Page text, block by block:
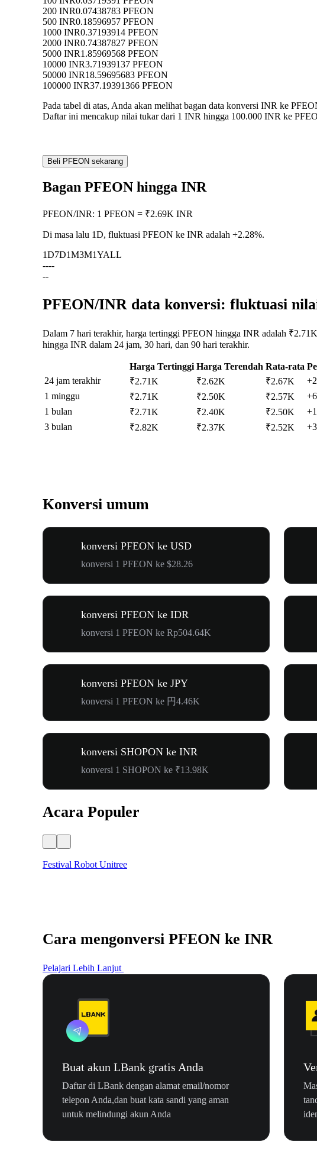
200 INR0.07438783 PFEON
500 INR0.18596957 PFEON
1000 INR0.37193914 PFEON
2000 INR0.74387827 PFEON
5000 INR1.85969568 PFEON
10000 INR3.71939137 PFEON
50000 INR18.59695683 PFEON
100000 INR37.19391366 PFEON
Pada tabel di atas, Anda akan melihat bagan data konversi INR ke
Daftar ini mencakup nilai tukar dari 1 INR hingga 100.000 INR ke
Beli PFEON sekarang
Bagan PFEON hingga INR
PFEON/INR: 1 PFEON = ₹2.69K INR
Di masa lalu 1D, fluktuasi PFEON ke INR adalah +2.28%.
1D7D1M3M1YALL
----
--
PFEON/INR data konversi: fluktuasi
Dalam 7 hari terakhir, harga tertinggi PFEON hingga INR adalah
hingga INR dalam 24 jam, 30 hari, dan 90 hari terakhir.
Harga Tertinggi Harga Terendah Rata-rata
24 jam terakhir
₹2.71K ₹2.62K ₹2.67K
1 minggu
₹2.71K ₹2.50K ₹2.57K
1 bulan
₹2.71K ₹2.40K ₹2.50K
3 bulan
₹2.82K ₹2.37K ₹2.52K
Konversi umum
konversi PFEON ke USD
konversi 1 PFEON ke $28.26
konversi PFEON ke IDR
konversi 1 PFEON ke Rp504.64K
konversi PFEON ke JPY
konversi 1 PFEON ke 円4.46K
konversi SHOPON ke INR
konversi 1 SHOPON ke ₹13.98K
Acara Populer
Festival Robot Unitree
Cara mengonversi PFEON ke INR
Pelajari Lebih Lanjut
Buat akun LBank gratis Anda
Daftar di LBank dengan alamat email/nomor
telepon Anda,dan buat kata sandi yang aman
untuk melindungi akun Anda